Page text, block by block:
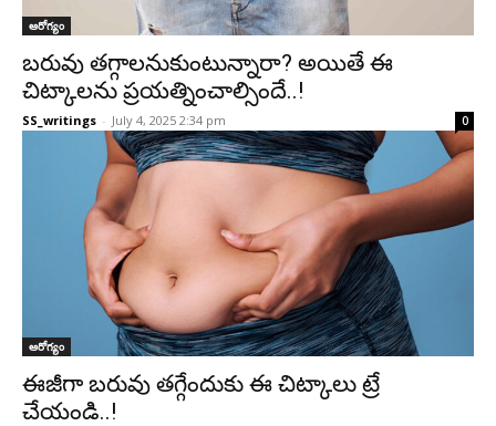
ఆరోగ్యం
బరువు తగ్గాలనుకుంటున్నారా? అయితే ఈ
చిట్కాలను ప్రయత్నించాల్సిందే..!
SS_writings - July 4, 2025 2:34 pm 0
ఆరోగ్యం
ఈజీగా బరువు తగ్గేందుకు ఈ చిట్కాలు ట్రే
చేయండి..!